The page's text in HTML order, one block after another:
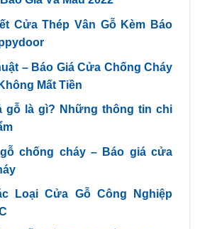
Cửa Thép Vân Gỗ Kèm Báo
– Báo Giá Cửa Chống Cháy
Mất Tiền
gỗ là gì? Những thông tin chi
chống cháy – Báo giá cửa
Loại Cửa Gỗ Công Nghiệp